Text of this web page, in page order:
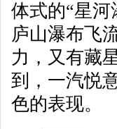
体式的“星
庐山瀑布飞
力，又有藏
到，一汽悦
色的表现。